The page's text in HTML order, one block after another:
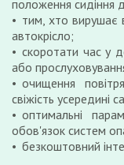
положення сидіння
тим, хто вирушає
автокрісло;
скоротати час у
або
очищення
свіжість усередині
оптимальні
обов'язок систем
безкоштовний